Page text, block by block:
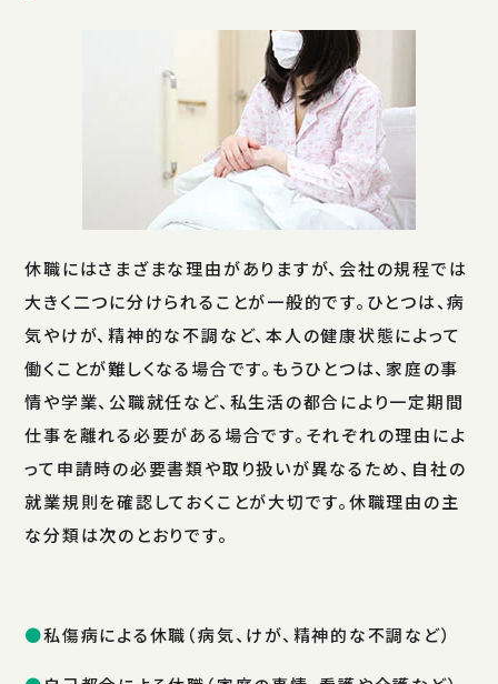
休職にはさまざまな理由がありますが、会社の規程では
大きく二つに分けられることが一般的です。ひとつは、病
気やけが、精神的な不調など、本人の健康状態によって
働くことが難しくなる場合です。もうひとつは、家庭の事
情や学業、公職就任など、私生活の都合により一定期間
仕事を離れる必要がある場合です。それぞれの理由によ
って申請時の必要書類や取り扱いが異なるため、自社の
就業規則を確認しておくことが大切です。休職理由の主
な分類は次のとおりです。
私傷病による休職（病気、けが、精神的な不調など）